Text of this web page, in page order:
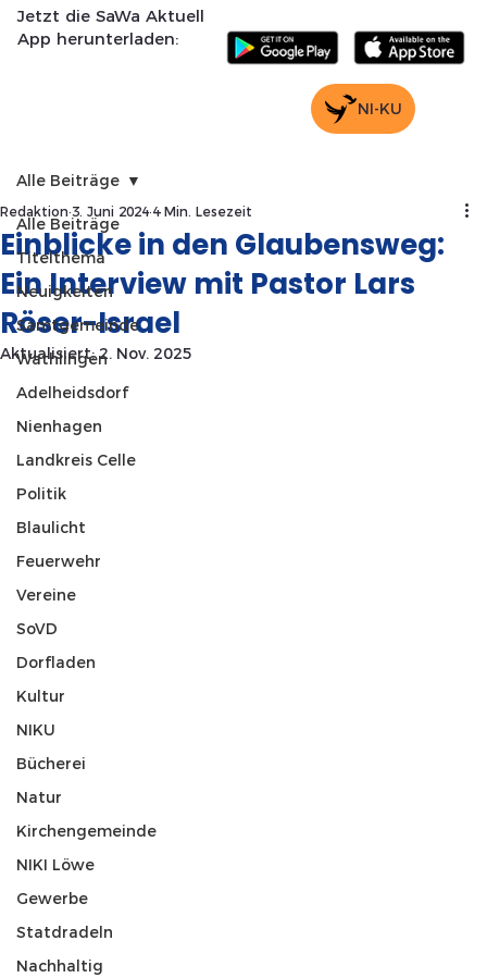
Jetzt die SaWa Aktuell
App herunterladen:
NI-KU
Alle Beiträge
Titelthema
Neuigkeiten
Samtgemeinde
Wathlingen
Adelheidsdorf
Nienhagen
Landkreis Celle
Politik
Blaulicht
Feuerwehr
Vereine
SoVD
Dorfladen
Kultur
NIKU
Bücherei
Natur
Kirchengemeinde
NIKI Löwe
Gewerbe
Statdradeln
Nachhaltig
Alle Beiträge
Einblicke in den Glaubensweg:
Ein Interview mit Pastor Lars
Röser-Israel
Redaktion 3. Juni 2024 4 Min. Lesezeit
Aktualisiert:2. Nov. 2025